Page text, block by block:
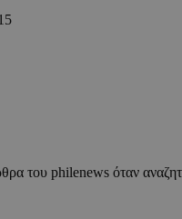
του philenews όταν